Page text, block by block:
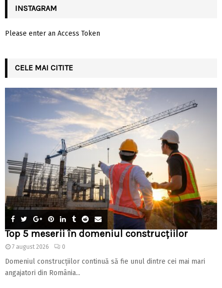
INSTAGRAM
Please enter an Access Token
CELE MAI CITITE
Top 5 meserii în domeniul construcțiilor
7 august 2026 0
Domeniul construcțiilor continuă să fie unul dintre cei mai mari
angajatori din România...